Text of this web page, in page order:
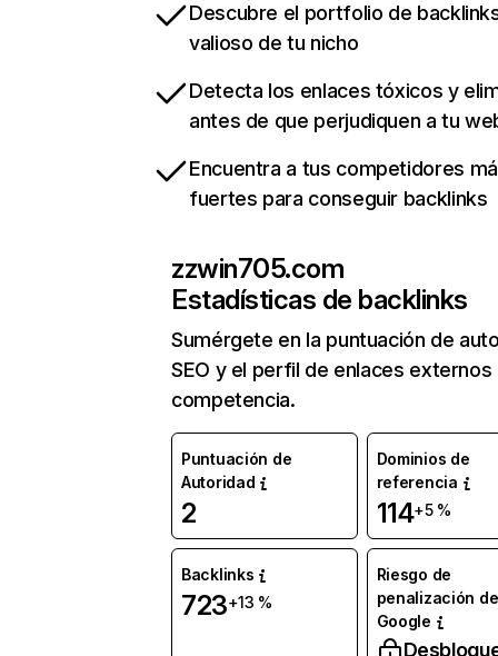
Descubre el portfolio de
valioso de tu nicho
Detecta los enlaces tóxicos y
antes de que perjudiquen a tu
Encuentra a tus competidores
fuertes para conseguir backlinks
zzwin705.com
Estadísticas de backlinks
Sumérgete en la puntuación de
SEO y el perfil de enlaces externos
competencia.
Puntuación de
Autoridad
2
Dominios de
referencia
114+5 %
Backlinks
723+13 %
Riesgo de
penalización de
Google